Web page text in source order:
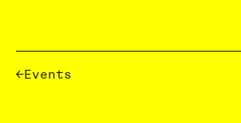
Events